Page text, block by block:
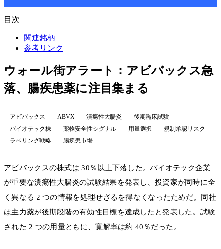
目次
関連銘柄
参考リンク
ウォール街アラート：アビバックス急
落、腸疾患薬に注目集まる
アビバックス ABVX 潰瘍性大腸炎
後期臨床試験
バイオテック株
薬物安全性シグナル 用量選択
規制承認リスク
ラベリング戦略
腸疾患市場
アビバックスの株式は 30％以上下落した。バイオテック企業
が重要な潰瘍性大腸炎の試験結果を発表し、投資家が同時に全
く異なる 2 つの情報を処理せざるを得なくなったためだ。同社
は主力薬が後期段階の有効性目標を達成したと発表した。試験
された 2 つの用量ともに、寛解率は約 40％だった。